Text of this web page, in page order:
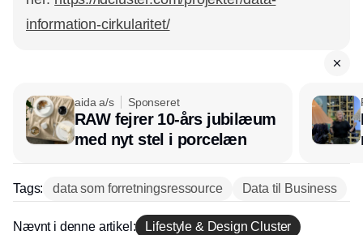
information-cirkularitet/
aida a/s Sponseret
RAW fejrer 10-års jubilæum
med nyt stel i porcelæn
Tags: data som forretningsressource Data til Business
Nævnt i denne artikel: Lifestyle & Design Cluster